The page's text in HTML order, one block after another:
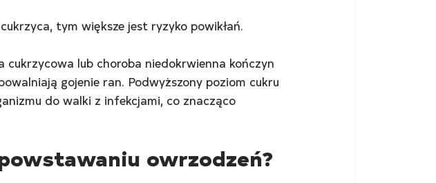
tym większe jest ryzyko powikłań.
lub choroba niedokrwienna kończyn
gojenie ran. Podwyższony poziom cukru
do walki z infekcjami, co znacząco
owrzodzeń?